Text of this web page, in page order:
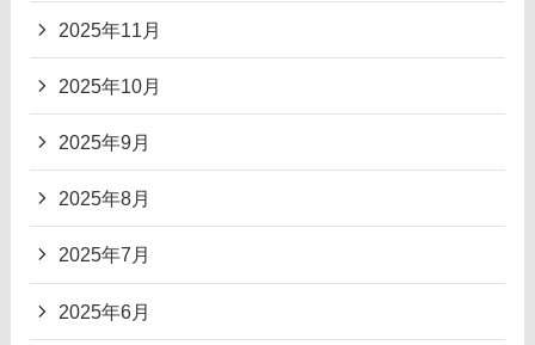
2025年11月
2025年10月
2025年9月
2025年8月
2025年7月
2025年6月